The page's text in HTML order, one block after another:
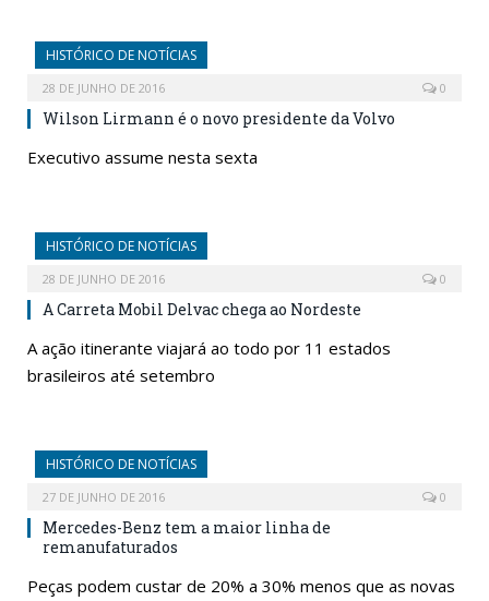
HISTÓRICO DE NOTÍCIAS
28 DE JUNHO DE 2016 0
Wilson Lirmann é o novo presidente da Volvo
Executivo assume nesta sexta
HISTÓRICO DE NOTÍCIAS
28 DE JUNHO DE 2016 0
A Carreta Mobil Delvac chega ao Nordeste
A ação itinerante viajará ao todo por 11 estados
brasileiros até setembro
HISTÓRICO DE NOTÍCIAS
27 DE JUNHO DE 2016 0
Mercedes-Benz tem a maior linha de
remanufaturados
Peças podem custar de 20% a 30% menos que as novas